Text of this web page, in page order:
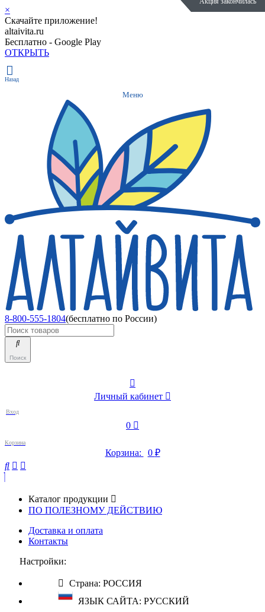
×
Скачайте приложение!
altaivita.ru
Бесплатно - Google Play
ОТКРЫТЬ
Назад
Меню
8-800-555-1804(бесплатно по России)
Поиск
Личный кабинет
Вход
0
Корзина
Корзина: 0 ₽
Каталог продукции
ПО ПОЛЕЗНОМУ ДЕЙСТВИЮ
Доставка и оплата
Контакты
Настройки:
Страна: РОССИЯ
ЯЗЫК САЙТА: РУССКИЙ